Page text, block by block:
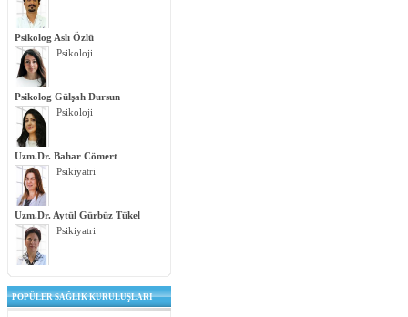
Psikolog Aslı Özlü
Psikoloji
Psikolog Gülşah Dursun
Psikoloji
Uzm.Dr. Bahar Cömert
Psikiyatri
Uzm.Dr. Aytül Gürbüz Tükel
Psikiyatri
POPÜLER SAĞLIK KURULUŞLARI